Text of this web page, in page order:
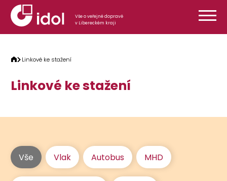
Přeskočit na obsah
Vše o veřejné dopravě
v Libereckém kraji
Linkové ke stažení
Linkové ke stažení
Vše Vlak Autobus MHD